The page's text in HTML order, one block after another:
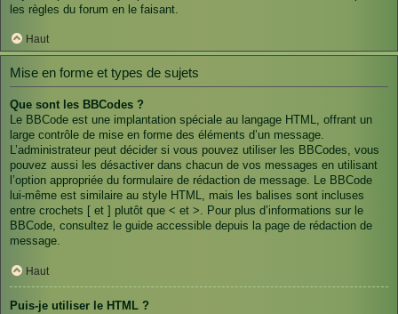
les règles du forum en le faisant.
Haut
Mise en forme et types de sujets
Que sont les BBCodes ?
Le BBCode est une implantation spéciale au langage HTML, offrant un
large contrôle de mise en forme des éléments d’un message.
L’administrateur peut décider si vous pouvez utiliser les BBCodes, vous
pouvez aussi les désactiver dans chacun de vos messages en utilisant
l’option appropriée du formulaire de rédaction de message. Le BBCode
lui-même est similaire au style HTML, mais les balises sont incluses
entre crochets [ et ] plutôt que < et >. Pour plus d’informations sur le
BBCode, consultez le guide accessible depuis la page de rédaction de
message.
Haut
Puis-je utiliser le HTML ?